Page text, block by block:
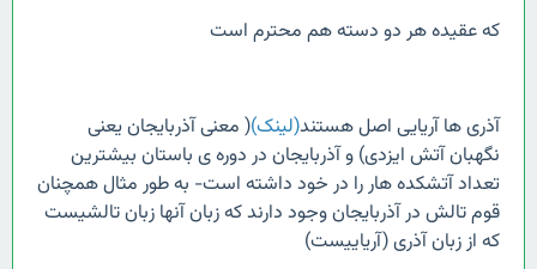
که عقیده هر دو دسته هم محترم است
آذری ها آریایی اصل هستند(لینک)( معنی آذربایجان یعنی
نگهبان آتش ایزدی) و آذربایجان در دوره ی باستان بیشترین
تعداد آتشکده هار را در خود داشته است- به طور مثال همچنان
قوم تالش در آذربایجان وجود دارند که زبان آنها زبان تالشیست
که از زبان آذری (آریاییست)